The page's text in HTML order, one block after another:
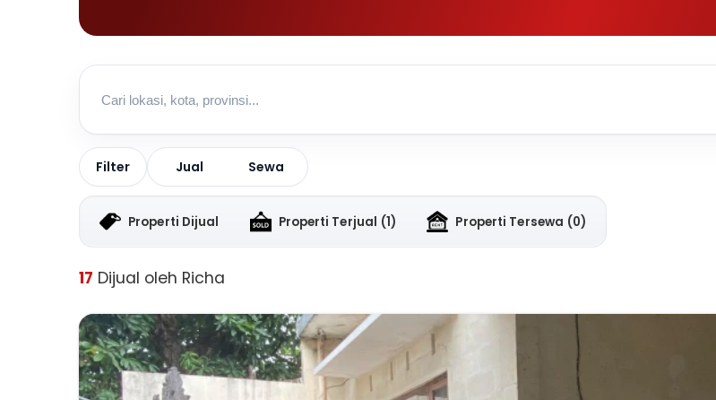
Filter Jual Sewa
Properti Dijual Properti Terjual (1) Properti Tersewa (0)
17 Dijual oleh Richa